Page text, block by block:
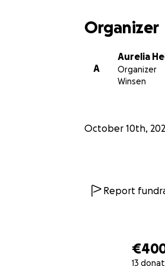
13
Organizer
A
Aurelia
Organizer
Winsen
October 10th,
Report